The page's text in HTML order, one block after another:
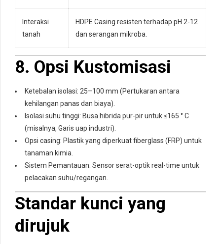
Interaksi
tanah
HDPE Casing resisten terhadap pH 2-12
dan serangan mikroba.
8. Opsi Kustomisasi
Ketebalan isolasi: 25–100 mm (Pertukaran antara
kehilangan panas dan biaya).
Isolasi suhu tinggi: Busa hibrida pur-pir untuk ≤165 ° C
(misalnya, Garis uap industri).
Opsi casing: Plastik yang diperkuat fiberglass (FRP) untuk
tanaman kimia.
Sistem Pemantauan: Sensor serat-optik real-time untuk
pelacakan suhu/regangan.
Standar kunci yang
dirujuk